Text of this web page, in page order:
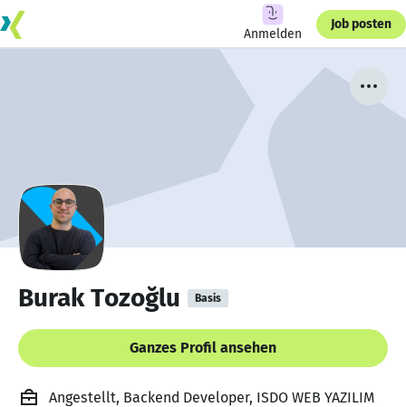
Anmelden
Job posten
Burak Tozoğlu Basis
Ganzes Profil ansehen
Angestellt, Backend Developer, ISDO WEB YAZILIM